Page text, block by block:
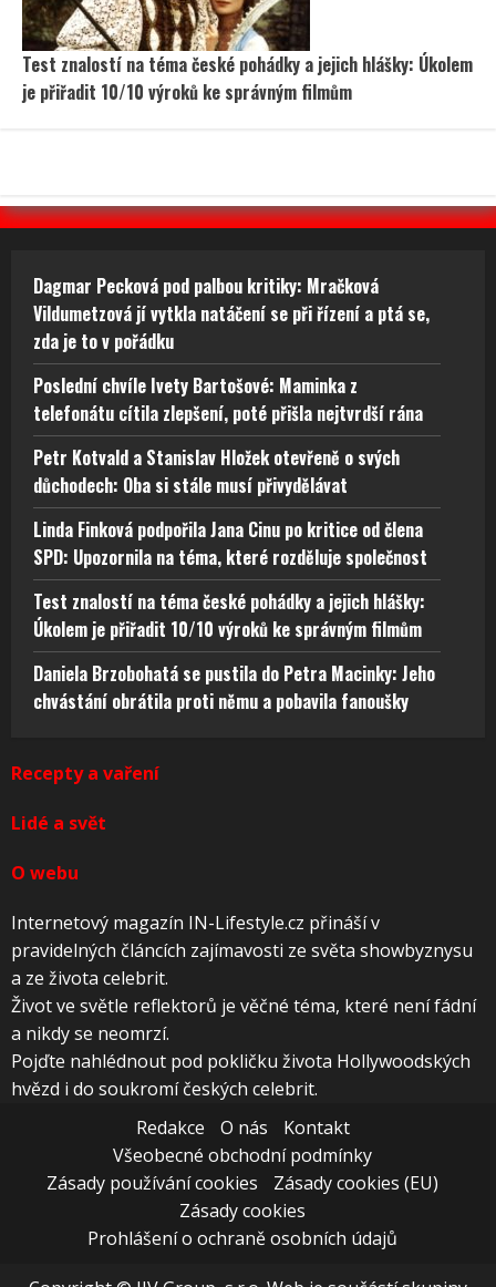
Test znalostí na téma české pohádky a jejich hlášky: Úkolem
je přiřadit 10/10 výroků ke správným filmům
Dagmar Pecková pod palbou kritiky: Mračková
Vildumetzová jí vytkla natáčení se při řízení a ptá se,
zda je to v pořádku
Poslední chvíle Ivety Bartošové: Maminka z
telefonátu cítila zlepšení, poté přišla nejtvrdší rána
Petr Kotvald a Stanislav Hložek otevřeně o svých
důchodech: Oba si stále musí přivydělávat
Linda Finková podpořila Jana Cinu po kritice od člena
SPD: Upozornila na téma, které rozděluje společnost
Test znalostí na téma české pohádky a jejich hlášky:
Úkolem je přiřadit 10/10 výroků ke správným filmům
Daniela Brzobohatá se pustila do Petra Macinky: Jeho
chvástání obrátila proti němu a pobavila fanoušky
Recepty a vaření
Lidé a svět
O webu
Internetový magazín IN-Lifestyle.cz přináší v
pravidelných článcích zajímavosti ze světa showbyznysu
a ze života celebrit.
Život ve světle reflektorů je věčné téma, které není fádní
a nikdy se neomrzí.
Pojďte nahlédnout pod pokličku života Hollywoodských
hvězd i do soukromí českých celebrit.
Redakce
O nás
Kontakt
Všeobecné obchodní podmínky
Zásady používání cookies
Zásady cookies (EU)
Zásady cookies
Prohlášení o ochraně osobních údajů